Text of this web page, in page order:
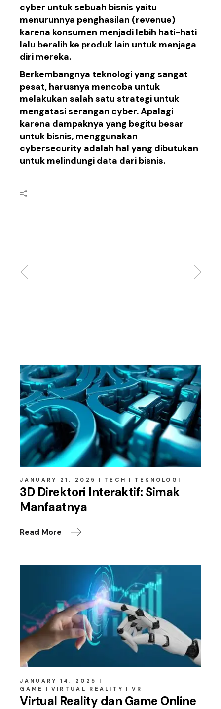
cyber untuksebuah bisnisyaitu
menurunnya penghasilan (revenue)
karena konsumen menjadi lebih hati-hati
lalu beralih ke produk lain untuk menjaga
diri mereka.
Berkembangnya teknologi yang sangat
pesat, harusnya mencoba untuk
melakukan salah satu strategi untuk
mengatasi serangan cyber.Apalagi
karena dampaknya yang begitu besar
untuk bisnis, menggunakan
cybersecurity adalah hal yang dibutukan
untuk melindungi data dari bisnis.
JANUARY 21, 2025 TECH TEKNOLOGI
3D Direktori Interaktif: Simak
Manfaatnya
Read More
JANUARY 14, 2025
GAME
VIRTUAL REALITY VR
Virtual Reality dan Game Online